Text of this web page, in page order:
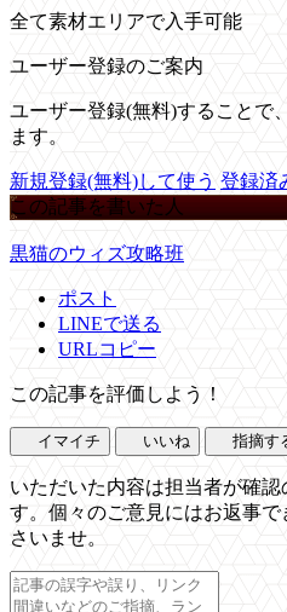
全て素材エリアで入手可能
ユーザー登録のご案内
ユーザー登録(無料)することで
ます。
新規登録(無料)して使う 登録済
この記事を書いた人
黒猫のウィズ攻略班
ポスト
LINEで送る
URLコピー
この記事を評価しよう！
イマイチ いいね 指摘す
いただいた内容は担当者が確
す。個々のご意見にはお返事
さいませ。